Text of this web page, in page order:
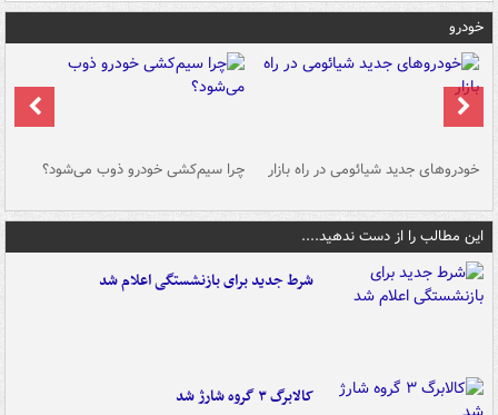
خودرو
خودروهای جدید شیائومی در راه بازار چرا سیم‌کشی خودرو ذوب می‌شود؟
این مطالب را از دست ندهید....
شرط جدید برای بازنشستگی اعلام شد
کالابرگ ۳ گروه شارژ شد